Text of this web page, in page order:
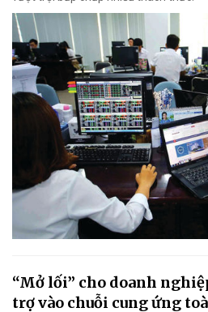
“Mở lối” cho doanh
trợ vào chuỗi cung ứng